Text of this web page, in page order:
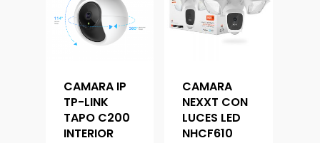
CAMARA IP
TP-LINK
TAPO C200
INTERIOR
CAMARA
NEXXT CON
LUCES LED
NHCF610